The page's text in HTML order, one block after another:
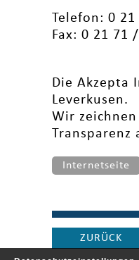
Telefon: 0
Fax: 0 21 71
Die Akzepta
Leverkusen.
Wir
Transparenz
Internetseite
ZURÜCK